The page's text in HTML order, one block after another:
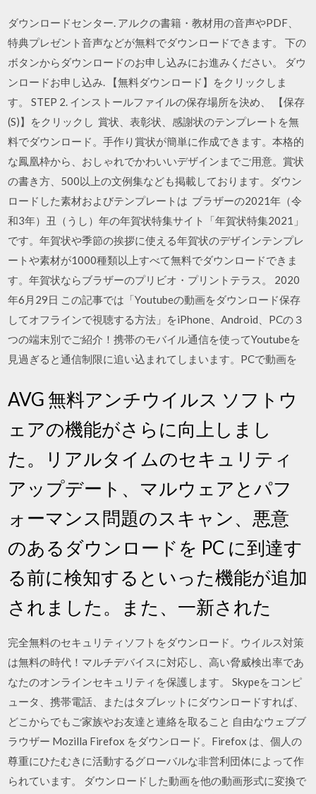
ダウンロードセンター. アルクの書籍・教材用の音声やPDF、
特典プレゼント音声などが無料でダウンロードできます。 下の
ボタンからダウンロードのお申し込みにお進みください。 ダウ
ンロードお申し込み. 【無料ダウンロード】をクリックしま
す。 STEP 2. インストールファイルの保存場所を決め、 【保存
(S)】をクリックし 賞状、表彰状、感謝状のテンプレートを無
料でダウンロード。手作り賞状が簡単に作成できます。本格的
な鳳凰枠から、おしゃれでかわいいデザインまでご用意。賞状
の書き方、500以上の文例集なども掲載しております。ダウン
ロードした素材およびテンプレートは ブラザーの2021年（令
和3年）丑（うし）年の年賀状特集サイト「年賀状特集2021」
です。年賀状や季節の挨拶に使える年賀状のデザインテンプレ
ートや素材が1000種類以上すべて無料でダウンロードできま
す。年賀状ならブラザーのプリビオ・プリントテラス。 2020
年6月29日 この記事では「Youtubeの動画をダウンロード保存
してオフラインで視聴する方法」をiPhone、Android、PCの３
つの端末別でご紹介！携帯のモバイル通信を使ってYoutubeを
見過ぎると通信制限に追い込まれてしまいます。PCで動画を
AVG 無料アンチウイルス ソフトウ
ェアの機能がさらに向上しまし
た。リアルタイムのセキュリティ
アップデート、マルウェアとパフ
ォーマンス問題のスキャン、悪意
のあるダウンロードを PC に到達す
る前に検知するといった機能が追加
されました。また、一新された
完全無料のセキュリティソフトをダウンロード。ウイルス対策
は無料の時代！マルチデバイスに対応し、高い脅威検出率であ
なたのオンラインセキュリティを保護します。 Skypeをコンピ
ュータ、携帯電話、またはタブレットにダウンロードすれば、
どこからでもご家族やお友達と連絡を取ること 自由なウェブブ
ラウザー Mozilla Firefox をダウンロード。Firefox は、個人の
尊重にひたむきに活動するグローバルな非営利団体によって作
られています。 ダウンロードした動画を他の動画形式に変換で